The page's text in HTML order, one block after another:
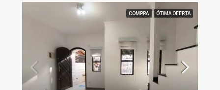
COMPRA ÓTIMA OFERTA